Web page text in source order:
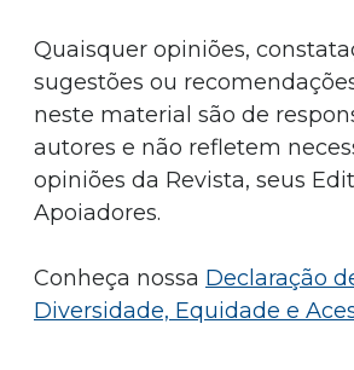
Quaisquer opiniões,
sugestões ou
neste material são de
autores e não refletem
opiniões da Revista, seus
Apoiadores.
Conheça nossa Declaração
Diversidade, Equidade e